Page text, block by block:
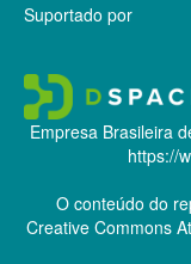
Suportado por
Empresa Brasileira
https://
O conteúdo do
Creative Commons